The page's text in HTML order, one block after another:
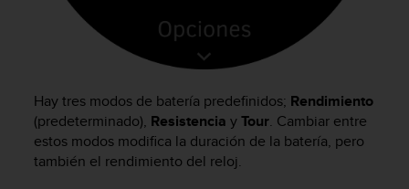
Hay tres modos de batería predefinidos; Rendimiento
(predeterminado), Resistencia yTour. Cambiar entre
estos modos modifica la duración de la batería, pero
también el rendimiento del reloj.